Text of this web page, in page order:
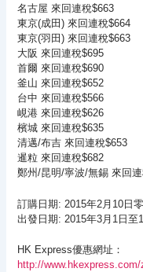
名古屋 來回連稅$663
東京(成田) 來回連稅$664
東京(羽田) 來回連稅$663
大阪 來回連稅$695
首爾 來回連稅$690
釜山 來回連稅$652
台中 來回連稅$566
峴港 來回連稅$626
檳城 來回連稅$635
清邁/布吉 來回連稅$653
暹粒 來回連稅$682
鄭州/昆明/寧波/無錫 來回
訂購日期: 2015年2月10日
出發日期: 2015年3月1日至
HK Express優惠網址：
http://